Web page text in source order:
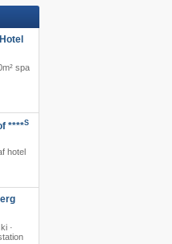
spa
****S
hotel
·